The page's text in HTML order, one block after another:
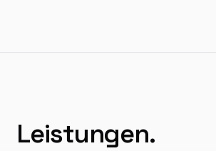
Leistungen.